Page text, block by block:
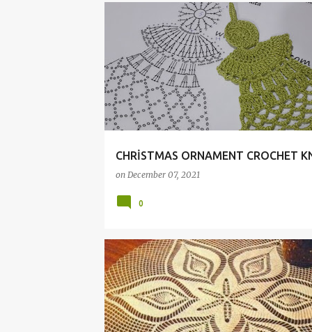
CHRİSTMAS ORNAMENT CROCHET
on December 07, 2021
CHRİSTMAS CROCHET DIY
KNİTTİNG PATTERNS
0
ÇEYİZLİK DANTELLER CROCHET